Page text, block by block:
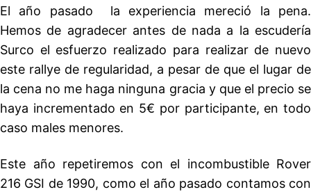
El año pasado la experiencia mereció la pena.
Hemos de agradecer antes de nada a la escudería
Surco el esfuerzo realizado para realizar de nuevo
este rallye de regularidad, a pesar de que el lugar de
la cena no me haga ninguna gracia y que el precio se
haya incrementado en 5€ por participante, en todo
caso males menores.
Este año repetiremos con el incombustible Rover
216 GSI de 1990, como el año pasado contamos con